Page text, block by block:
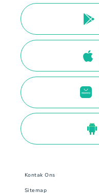
Kontak Ons
Sitemap